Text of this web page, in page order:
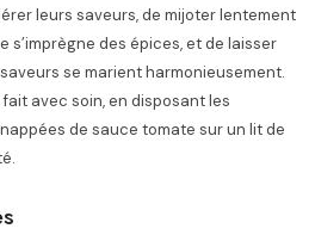
leurs saveurs, de mijoter lentement
s’imprègne des épices, et de laisser
se marient harmonieusement.
avec soin, en disposant les
de sauce tomate sur un lit de